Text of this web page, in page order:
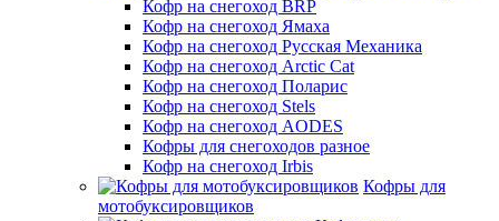
Кофр на снегоход BRP
Кофр на снегоход Ямаха
Кофр на снегоход Русская Механика
Кофр на снегоход Arctic Cat
Кофр на снегоход Поларис
Кофр на снегоход Stels
Кофр на снегоход AODES
Кофры для снегоходов разное
Кофр на снегоход Irbis
Кофры для
мотобуксировщиков